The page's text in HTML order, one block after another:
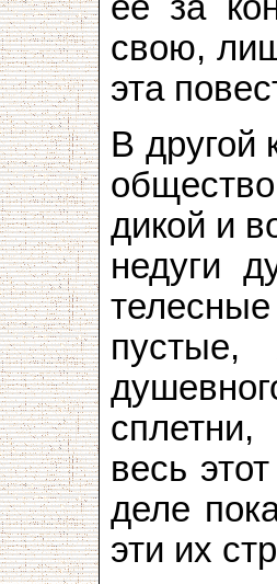
её за
свою,
эта
В другой
дикой и
недуги
пустые,
весь
деле
эти их